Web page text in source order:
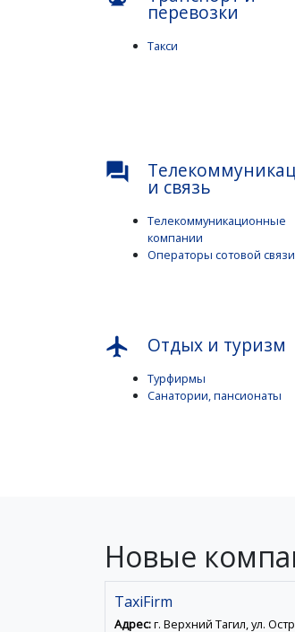
перевозки
Такси
question_answer
и связь
Телекоммуникационные
компании
Операторы сотовой связи
flight Отдых и туризм
Турфирмы
Санатории, пансионаты
Новые
TaxiFirm
Адрес:г. Верхний Тагил, ул.